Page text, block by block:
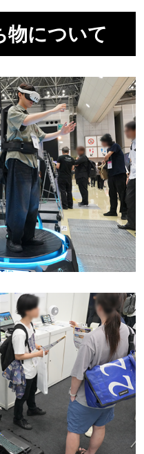
物について